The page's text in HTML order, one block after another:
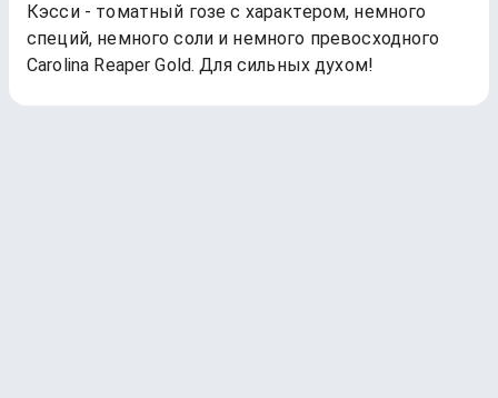
Кэсси - томатный гозе с характером, немного
специй, немного соли и немного превосходного
Carolina Reaper Gold. Для сильных духом!